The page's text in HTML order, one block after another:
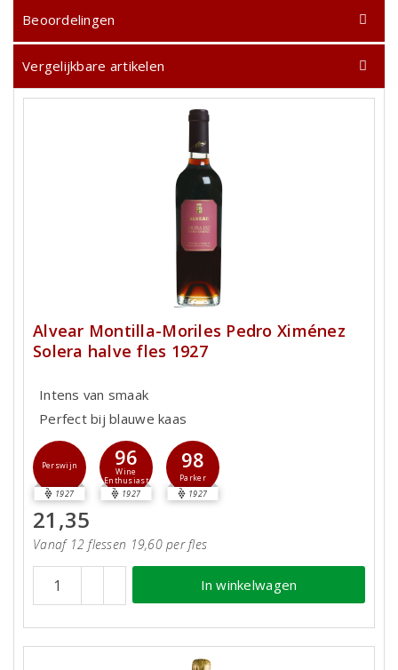
Beoordelingen
Vergelijkbare artikelen
Alvear Montilla-Moriles Pedro Ximénez
Solera halve fles 1927
Intens van smaak
Perfect bij blauwe kaas
Perswijn
1927
96
Wine
Enthusiast
1927
98
Parker
1927
21,35
Vanaf 12 flessen 19,60 per fles
In winkelwagen